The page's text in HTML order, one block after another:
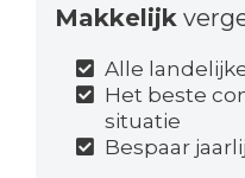
Makkelijk
Alle
Het beste
situatie
Bespaar